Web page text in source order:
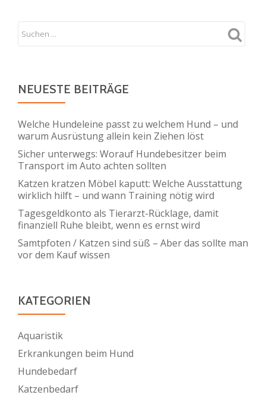
NEUESTE BEITRÄGE
Welche Hundeleine passt zu welchem Hund – und
warum Ausrüstung allein kein Ziehen löst
Sicher unterwegs: Worauf Hundebesitzer beim
Transport im Auto achten sollten
Katzen kratzen Möbel kaputt: Welche Ausstattung
wirklich hilft – und wann Training nötig wird
Tagesgeldkonto als Tierarzt-Rücklage, damit
finanziell Ruhe bleibt, wenn es ernst wird
Samtpfoten / Katzen sind süß – Aber das sollte man
vor dem Kauf wissen
KATEGORIEN
Aquaristik
Erkrankungen beim Hund
Hundebedarf
Katzenbedarf